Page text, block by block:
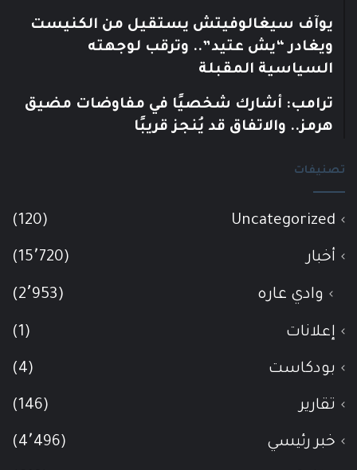
يوآف سيغالوفيتش يستقيل من الكنيست
ويغادر “يش عتيد”.. وترقب لوجهته
السياسية المقبلة
ترامب: أشارك شخصيًا في مفاوضات مضيق
هرمز.. والاتفاق قد يُنجز قريبًا
تصنيفات
Uncategorized
(120)
أخبار (15٬720)
وادي عاره (2٬953)
إعلانات (1)
بودكاست (4)
تقارير (146)
خبر رئيسي (4٬496)